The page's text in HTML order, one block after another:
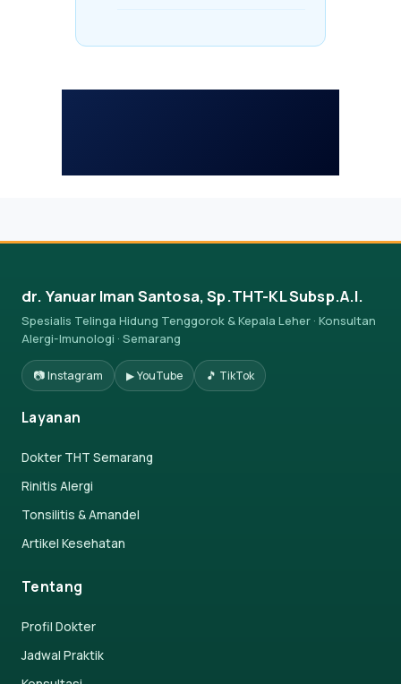
dr. Yanuar Iman Santosa, Sp.THT-KL Subsp.A.I.
Spesialis Telinga Hidung Tenggorok & Kepala Leher · Konsultan
Alergi-Imunologi · Semarang
📷 Instagram ▶ YouTube 🎵 TikTok
Layanan
Dokter THT Semarang
Rinitis Alergi
Tonsilitis & Amandel
Artikel Kesehatan
Tentang
Profil Dokter
Jadwal Praktik